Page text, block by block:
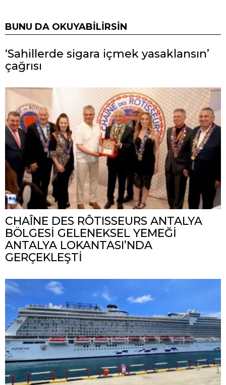
BUNU DA OKUYABILIRSIN
‘Sahillerde sigara içmek yasaklansın’
çağrısı
CHAÎNE DES RÔTISSEURS ANTALYA
BÖLGESİ GELENEKSEL YEMEĞİ
ANTALYA LOKANTASI’NDA
GERÇEKLEŞTİ